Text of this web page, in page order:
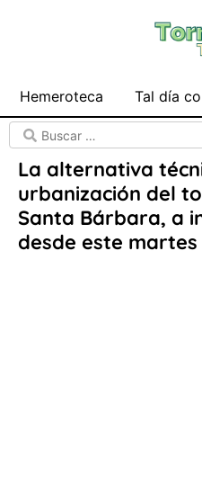
Hemeroteca Tal día
La alternativa
urbanización del
Santa Bárbara, a
desde este martes